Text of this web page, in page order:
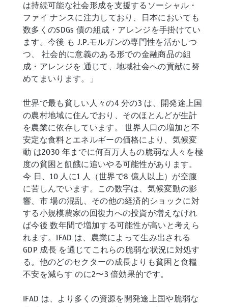
は持続可能な社会形成を支援するソーシャル・
ファイ ナンスに注力しており、日本においても
数多くのSDGs 債の組成・アレンジを手掛けてい
ます。今後 も J.P.モルガンの専門性を活かしつ
つ、 社会的に意義のある形での金融商品の組
成・アレンジを 通じて、地域社会への貢献に努
めてまいります。」
世界で最も貧しい人々の4 分の3 は、開発途上国
の農村地域に住んでおり、そのほとんどが生計
を農業に依存しています。 世界人口の増加と不
安定な食料とエネルギーの価格により、気候変
動 は2030 年までに何百万人もの脆弱な人々を極
度の貧困と飢餓に追いやる可能性があります。
今 日、10 人に1 人（世界で8 億人以上）が空腹
に苦しんでいます。この数字は、気候変動の影
響、市 場の混乱、その他の経済的ショックに対
する小規模農家の回復力への投資が増えなけれ
ば今後 数年間で増加する可能性が高いと考えら
れます。IFAD は、農業によって生み出される
GDP 成長 を通じてこれらの脆弱な状況に対処す
る。他のどのセクターの成長よりも貧困と食糧
不安を減らす のに2〜3 倍効果的です。
IFAD は、より多くの資源を開発途上国や脆弱な